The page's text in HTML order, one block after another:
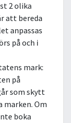
2 olika
att bereda
anpassas
på och i
mark:
på
som skytt
marken. Om
boka